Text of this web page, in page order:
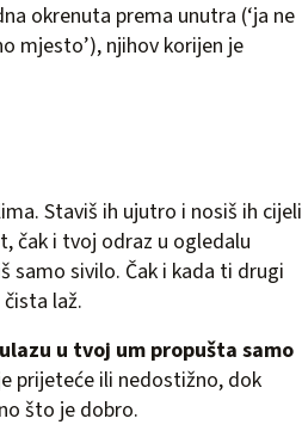
okrenuta prema unutra (‘ja ne
mjesto’), njihov korijen je
Staviš ih ujutro i nosiš ih cijeli
čak i tvoj odraz u ogledalu
samo sivilo. Čak i kada ti drugi
laž.
u tvoj um propušta samo
prijeteće ili nedostižno, dok
što je dobro.